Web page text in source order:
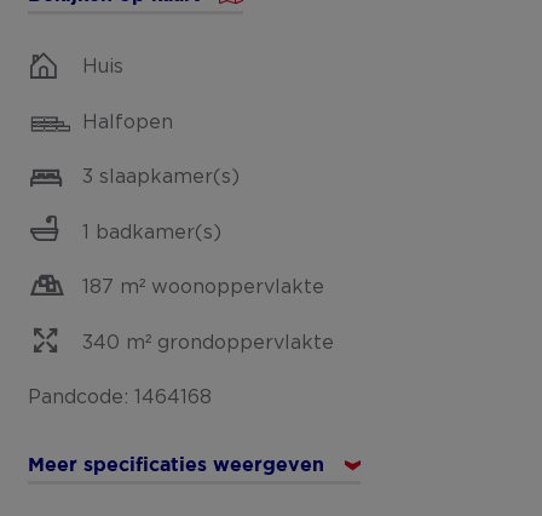
Huis
Halfopen
3 slaapkamer(s)
1 badkamer(s)
187 m² woonoppervlakte
340 m² grondoppervlakte
Pandcode: 1464168
Meer specificaties weergeven